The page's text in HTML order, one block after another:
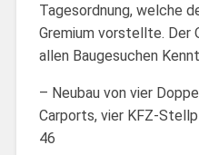
Tagesordnung, welche
Gremium vorstellte. Der
allen Baugesuchen
– Neubau von vier
Carports, vier KFZ-
46